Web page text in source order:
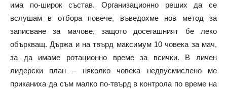
има по-широк състав. Организационно реших да се
вслушам в отбора повече, въведохме нов метод за
записване за мачове, защото досегашният бе леко
объркващ. Държа и на твърд максимум 10 човека за мач,
за да имаме ротационно време за всички. В личен
лидерски план – няколко човека недвусмислено ме
приканиха да съм малко по-твърд в контрола по време на